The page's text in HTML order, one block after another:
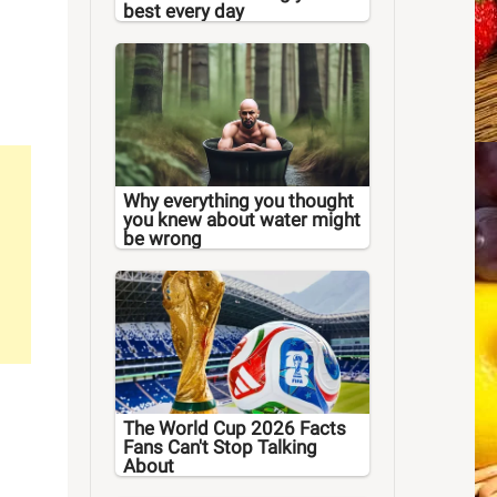
best every day
Why everything you thought
you knew about water might
be wrong
The World Cup 2026 Facts
Fans Can't Stop Talking
About